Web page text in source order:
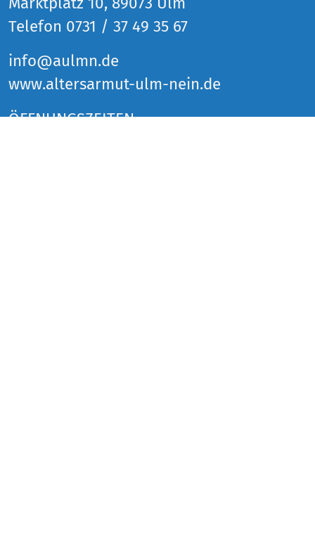
Telefon 0731 / 37 49 35 67
info@aulmn.de
www.altersarmut-ulm-nein.de
ÖFFNUNGSZEITEN